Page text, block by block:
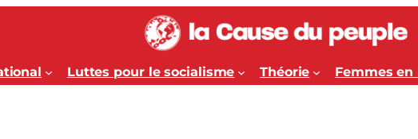
Luttes pour le socialisme Théorie Femmes